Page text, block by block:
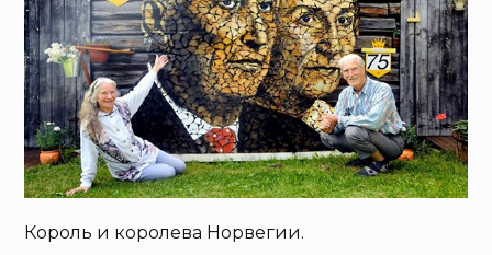
Король и королева Норвегии.